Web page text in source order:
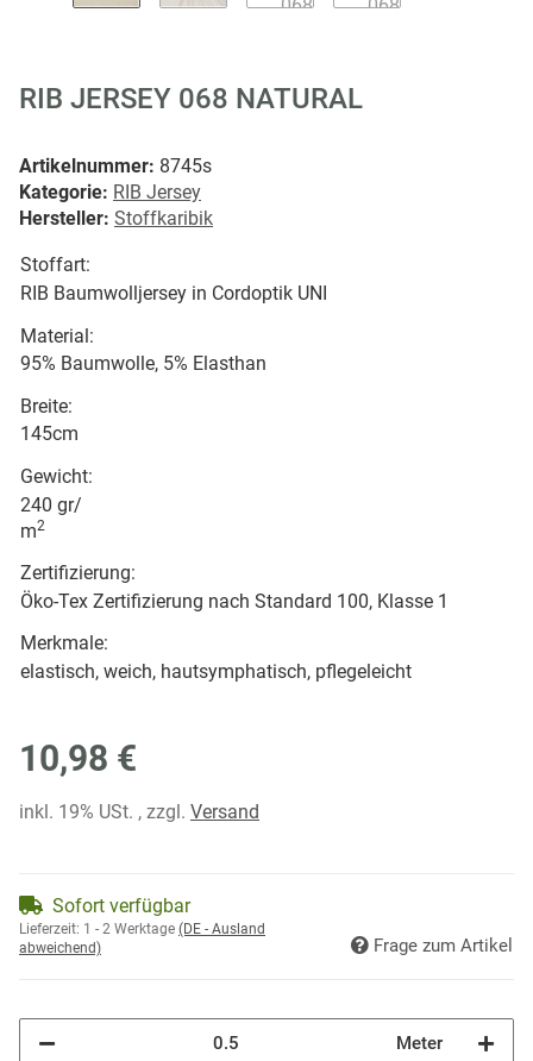
RIB JERSEY 068 NATURAL
Artikelnummer: 8745s
Kategorie: RIB Jersey
Hersteller: Stoffkaribik
Stoffart:
RIB Baumwolljersey in Cordoptik UNI
Material:
95% Baumwolle, 5% Elasthan
Breite:
145cm
Gewicht:
240 gr/
m2
Zertifizierung:
Öko-Tex Zertifizierung nach Standard 100, Klasse 1
Merkmale:
elastisch, weich, hautsymphatisch, pflegeleicht
10,98 €
inkl. 19% USt. , zzgl. Versand
Sofort verfügbar
Lieferzeit: 1 - 2 Werktage (DE - Ausland
abweichend)
Frage zum Artikel
Meter